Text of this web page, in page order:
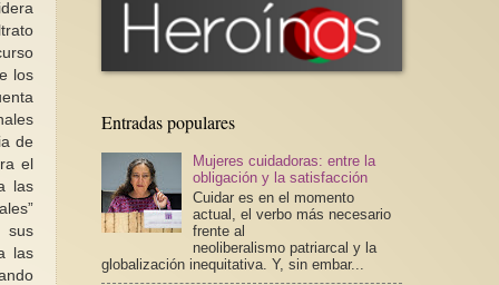
los
de
el
las
sus
las
Entradas populares
Mujeres cuidadoras: entre la
obligación y la satisfacción
Cuidar es en el momento
actual, el verbo más necesario
frente al
neoliberalismo patriarcal y la
globalización inequitativa. Y, sin embar...